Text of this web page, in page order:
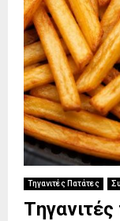
Τηγανιτές Πατάτες